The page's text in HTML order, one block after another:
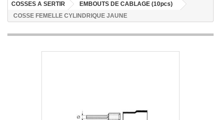
COSSES A SERTIR
EMBOUTS DE CABLAGE (10pcs)
COSSE FEMELLE CYLINDRIQUE JAUNE